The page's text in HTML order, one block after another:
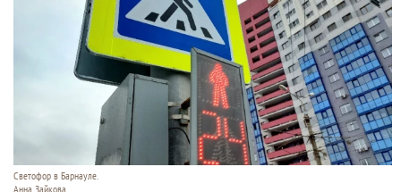
Светофор в Барнауле.
Анна Зайкова.